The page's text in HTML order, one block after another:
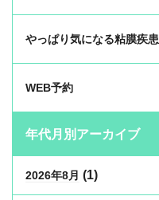
やっぱり気になる粘膜疾患
WEB予約
年代月別アーカイブ
2026年8月 (1)